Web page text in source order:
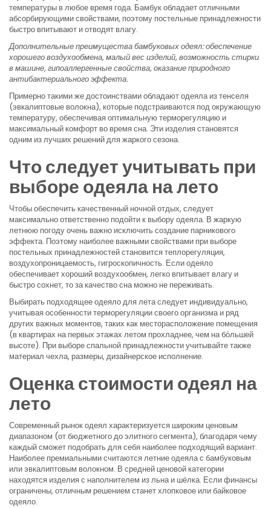
температуры в любое время года. Бамбук обладает отличными
абсорбирующими свойствами, поэтому постельные принадлежности
быстро впитывают и отводят влагу.
Дополнительные преимущества бамбуковых одеял: обеспечение
хорошего воздухообмена, малый вес изделий, возможность стирки
в машине, гипоаллергенные свойства, оказание природного
антибактериального эффекта.
Примерно такими же достоинствами обладают одеяла из тенселя
(эвкалиптовые волокна), которые подстраиваются под окружающую
температуру, обеспечивая оптимальную терморегуляцию и
максимальный комфорт во время сна. Эти изделия становятся
одним из лучших решений для жаркого сезона.
Что следует учитывать при
выборе одеяла на лето
Чтобы обеспечить качественный ночной отдых, следует
максимально ответственно подойти к выбору одеяла. В жаркую
летнюю погоду очень важно исключить создание парникового
эффекта. Поэтому наиболее важными свойствами при выборе
постельных принадлежностей становится теплорегуляция,
воздухопроницаемость, гигроскопичность. Если одеяло
обеспечивает хороший воздухообмен, легко впитывает влагу и
быстро сохнет, то за качество сна можно не переживать.
Выбирать подходящее одеяло для лета следует индивидуально,
учитывая особенности терморегуляции своего организма и ряд
других важных моментов, таких как месторасположение помещения
(в квартирах на первых этажах летом прохладнее, чем на бо́льшей
высоте). При выборе спальной принадлежности учитывайте также
материал чехла, размеры, дизайнерское исполнение.
Оценка стоимости одеял на
лето
Современный рынок одеял характеризуется широким ценовым
диапазоном (от бюджетного до элитного сегмента), благодаря чему
каждый сможет подобрать для себя наиболее подходящий вариант.
Наиболее премиальными считаются летние одеяла с бамбуковым
или эвкалиптовым волокном. В средней ценовой категории
находятся изделия с наполнителем из льна и шёлка. Если финансы
ограничены, отличным решением станет хлопковое или байковое
одеяло.